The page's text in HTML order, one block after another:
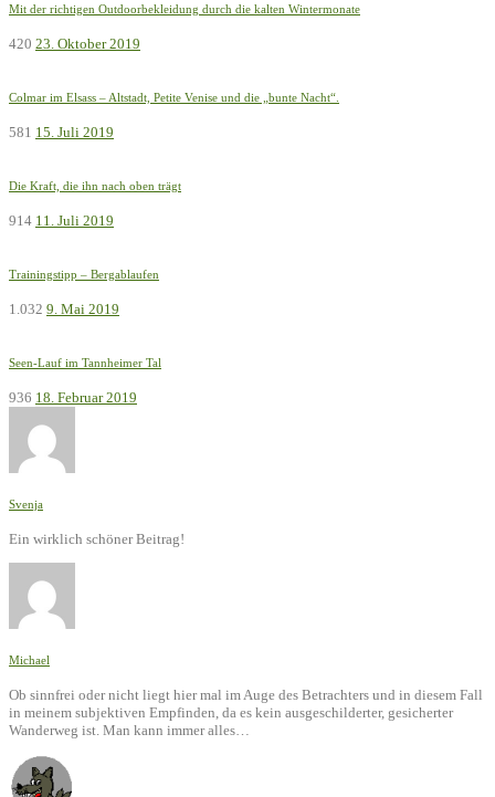
Mit der richtigen Outdoorbekleidung durch die kalten Wintermonate
420 23. Oktober 2019
Colmar im Elsass – Altstadt, Petite Venise und die „bunte Nacht“.
581 15. Juli 2019
Die Kraft, die ihn nach oben trägt
914 11. Juli 2019
Trainingstipp – Bergablaufen
1.032 9. Mai 2019
Seen-Lauf im Tannheimer Tal
936 18. Februar 2019
Svenja
Ein wirklich schöner Beitrag!
Michael
Ob sinnfrei oder nicht liegt hier mal im Auge des Betrachters und in diesem Fall
in meinem subjektiven Empfinden, da es kein ausgeschilderter, gesicherter
Wanderweg ist. Man kann immer alles…